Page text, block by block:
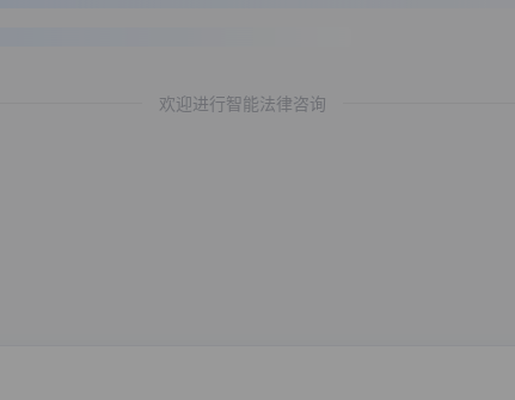
欢迎进行智能法律咨询